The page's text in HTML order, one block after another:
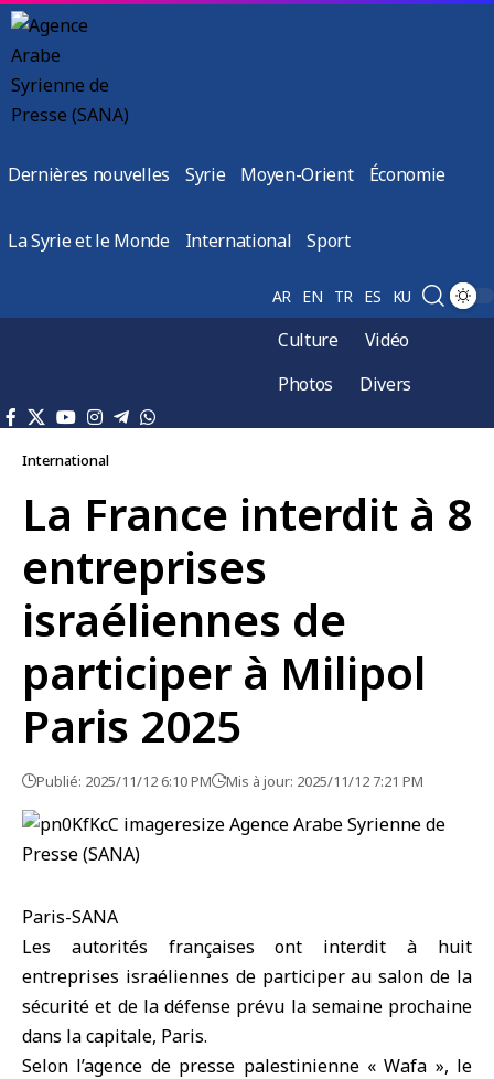
Dernières nouvelles Syrie Moyen-Orient Économie
La Syrie et le Monde International Sport
AR EN TR ES KU
Culture
Vidéo
Photos
Divers
International
La France interdit à 8
entreprises
israéliennes de
participer à Milipol
Paris 2025
Publié: 2025/11/12 6:10 PM Mis à jour: 2025/11/12 7:21 PM
Paris-SANA
Les autorités françaises ont interdit à huit
entreprises israéliennes de participer au salon de la
sécurité et de la défense prévu la semaine prochaine
dans la capitale, Paris.
Selon l’agence de presse palestinienne « Wafa », le